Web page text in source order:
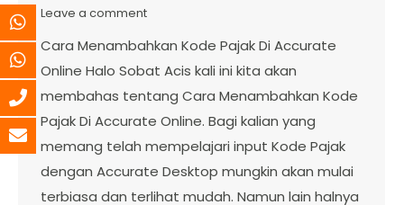
Leave a comment
Cara Menambahkan Kode Pajak Di Accurate
Online Halo Sobat Acis kali ini kita akan
membahas tentang Cara Menambahkan Kode
Pajak Di Accurate Online. Bagi kalian yang
memang telah mempelajari input Kode Pajak
dengan Accurate Desktop mungkin akan mulai
terbiasa dan terlihat mudah. Namun lain halnya